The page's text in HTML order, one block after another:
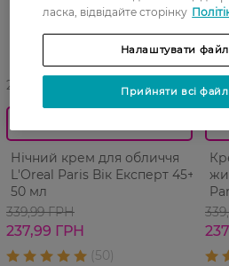
27 07 - 23 08
Нічний крем для обличчя
L'Оreal Paris Вік Експерт 45+
50 мл
339,99 ГРН
237,99 ГРН
27
ласка, відвідайте сторінку
Налаштувати
Прийняти всі